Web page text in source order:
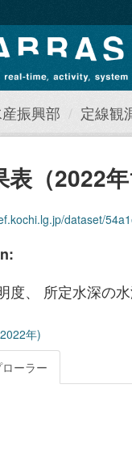
振興部 定線観
（2022年
dataset/
度、 所定水深の
年)
ーラー